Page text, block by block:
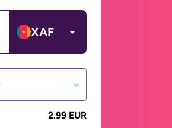
XAF
2.99 EUR